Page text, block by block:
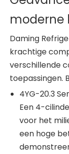
moderne
Daming
krachtige
verschillende
toepassingen.
4YG-20.3
Een 4-
voor het
een hoge